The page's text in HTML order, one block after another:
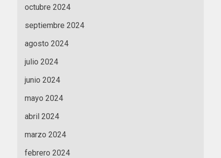
octubre 2024
septiembre 2024
agosto 2024
julio 2024
junio 2024
mayo 2024
abril 2024
marzo 2024
febrero 2024